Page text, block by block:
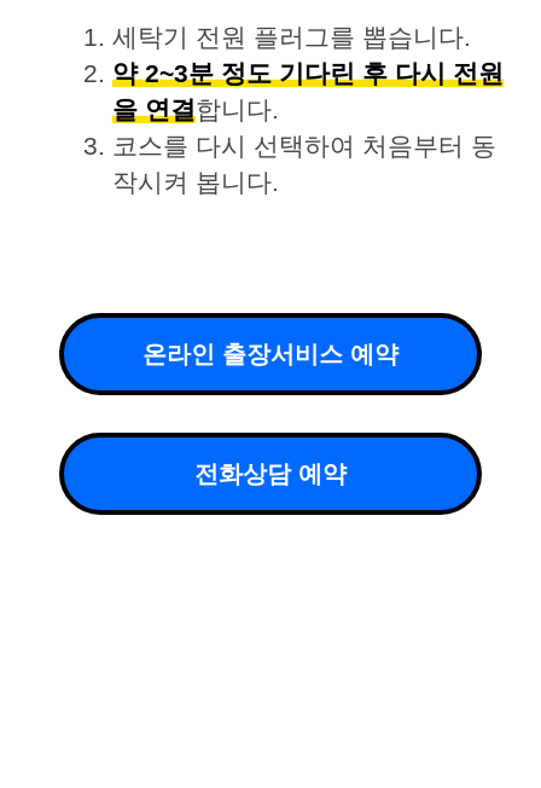
세탁기 전원 플러그를 뽑습니다.
약 2~3분 정도 기다린 후 다시 전원
을 연결합니다.
코스를 다시 선택하여 처음부터 동
작시켜 봅니다.
온라인 출장서비스 예약
전화상담 예약